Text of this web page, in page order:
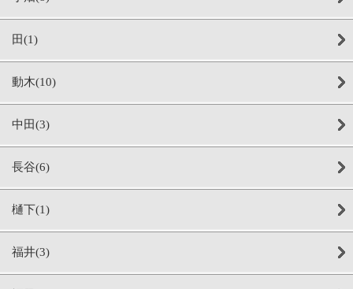
田(1)
動木(10)
中田(3)
長谷(6)
樋下(1)
福井(3)